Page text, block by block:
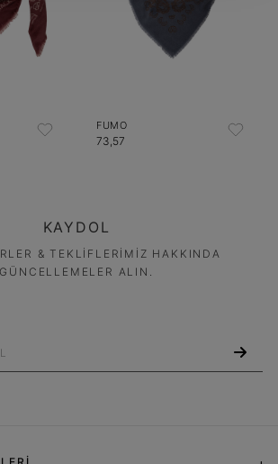
FUMO
73,57
KAYDOL
& TEKLİFLERİMİZ HAKKINDA
GÜNCELLEMELER ALIN.